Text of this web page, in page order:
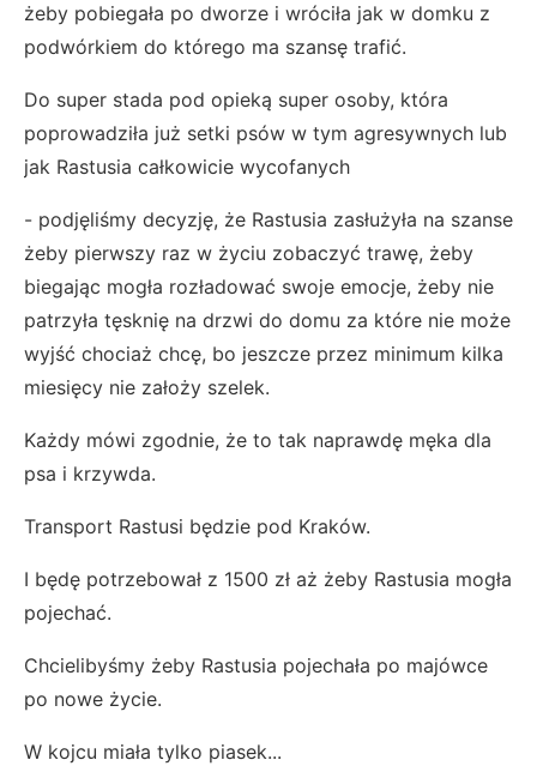
żeby pobiegała po dworze i wróciła jak w domku z
podwórkiem do którego ma szansę trafić.
Do super stada pod opieką super osoby, która
poprowadziła już setki psów w tym agresywnych lub
jak Rastusia całkowicie wycofanych
- podjęliśmy decyzję, że Rastusia zasłużyła na szanse
żeby pierwszy raz w życiu zobaczyć trawę, żeby
biegając mogła rozładować swoje emocje, żeby nie
patrzyła tęsknię na drzwi do domu za które nie może
wyjść chociaż chcę, bo jeszcze przez minimum kilka
miesięcy nie założy szelek.
Każdy mówi zgodnie, że to tak naprawdę męka dla
psa i krzywda.
Transport Rastusi będzie pod Kraków.
I będę potrzebował z 1500 zł aż żeby Rastusia mogła
pojechać.
Chcielibyśmy żeby Rastusia pojechała po majówce
po nowe życie.
W kojcu miała tylko piasek...